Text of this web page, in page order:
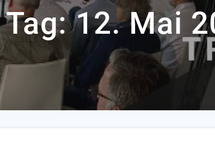
Tag:12. Mai